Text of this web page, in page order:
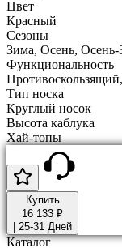
Цвет
Красный
Сезоны
Зима, Осень, Осень-
Функциональность
Тип носка
Круглый носок
Высота каблука
Хай-топы
Купить
16 133 ₽
25-31 Дней
Каталог